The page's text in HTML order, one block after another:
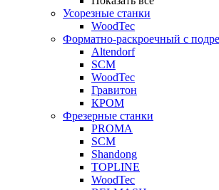
Усорезные станки
WoodTec
Форматно-раскроечный с
Altendorf
SCM
WoodTec
Гравитон
КРОМ
Фрезерные станки
PROMA
SCM
Shandong
TOPLINE
WoodTec